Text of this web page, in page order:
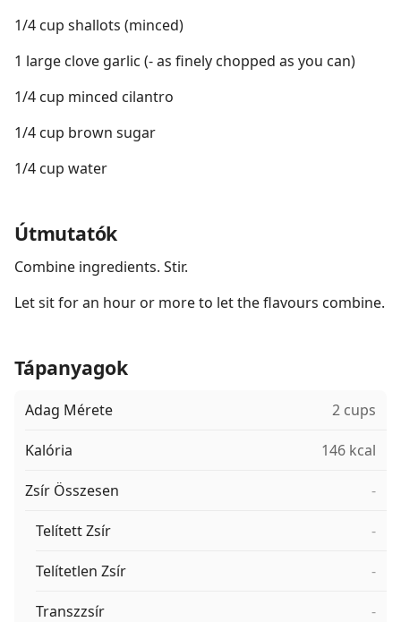
1/4 cup shallots (minced)
1 large clove garlic (- as finely chopped as you can)
1/4 cup minced cilantro
1/4 cup brown sugar
1/4 cup water
Útmutatók
Combine ingredients. Stir.
Let sit for an hour or more to let the flavours combine.
Tápanyagok
Adag Mérete 2 cups
Kalória 146 kcal
Zsír Összesen -
Telített Zsír -
Telítetlen Zsír -
Transzzsír -